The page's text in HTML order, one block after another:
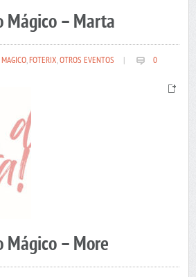
Mágico – Marta
,FOTERIX,OTROS EVENTOS 0
Mágico – More